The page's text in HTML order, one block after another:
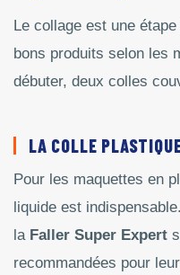
Le collage est une
bons produits selon les
débuter, deux colles
LA COLLE
Pour les maquettes en
liquide est
la Faller Super Expert
recommandées pour